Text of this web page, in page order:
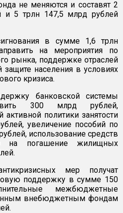
не меняются и составят 2
и 5 трлн 147,5 млрд рублей
в сумме 1,6 трлн
на мероприятия по
рынка, поддержке отраслей
населения в условиях
кризиса.
банковской системы
300 млрд рублей,
политики занятости
увеличение пособий по
использование средств
на погашение жилищных
мер получат
поддержку в сумме 150
межбюджетные
внебюджетным фондам